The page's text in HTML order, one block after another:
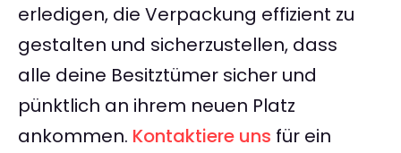
erledigen, die Verpackung effizient zu
gestalten und sicherzustellen, dass
alle deine Besitztümer sicher und
pünktlich an ihrem neuen Platz
ankommen. Kontaktiere uns für ein